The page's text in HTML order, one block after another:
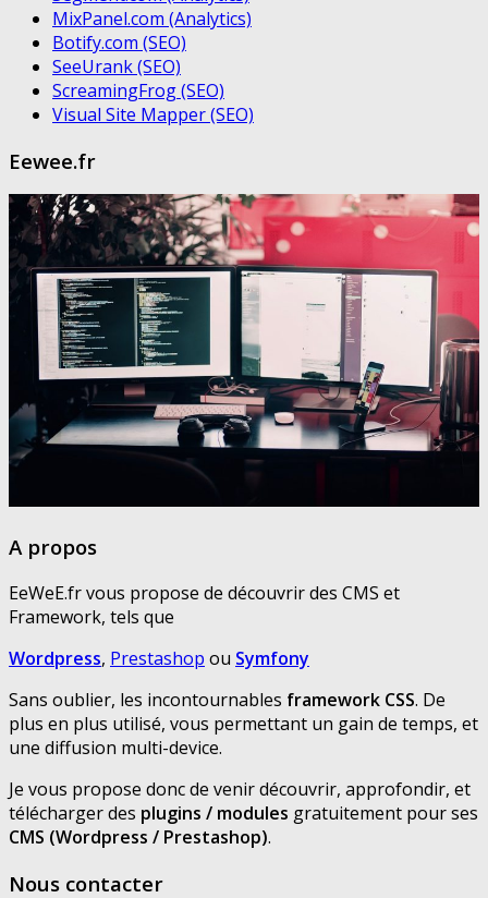
MixPanel.com (Analytics)
Botify.com (SEO)
SeeUrank (SEO)
ScreamingFrog (SEO)
Visual Site Mapper (SEO)
Eewee.fr
A propos
EeWeE.fr vous propose de découvrir des CMS et
Framework, tels que
Wordpress, Prestashop ou Symfony
Sans oublier, les incontournables framework CSS. De
plus en plus utilisé, vous permettant un gain de temps, et
une diffusion multi-device.
Je vous propose donc de venir découvrir, approfondir, et
télécharger des plugins / modules gratuitement pour ses
CMS (Wordpress / Prestashop).
Nous contacter